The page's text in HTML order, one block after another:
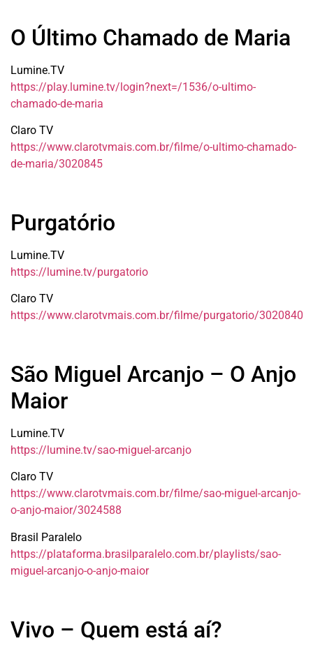
O Último Chamado de Maria
Lumine.TV
https://play.lumine.tv/login?next=/1536/o-ultimo-
chamado-de-maria
Claro TV
https://www.clarotvmais.com.br/filme/o-ultimo-chamado-
de-maria/3020845
Purgatório
Lumine.TV
https://lumine.tv/purgatorio
Claro TV
https://www.clarotvmais.com.br/filme/purgatorio/3020840
São Miguel Arcanjo – O Anjo
Maior
Lumine.TV
https://lumine.tv/sao-miguel-arcanjo
Claro TV
https://www.clarotvmais.com.br/filme/sao-miguel-arcanjo-
o-anjo-maior/3024588
Brasil Paralelo
https://plataforma.brasilparalelo.com.br/playlists/sao-
miguel-arcanjo-o-anjo-maior
Vivo – Quem está aí?